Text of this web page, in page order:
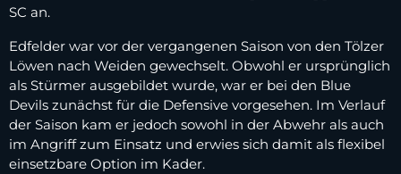
SC an.
Edfelder war vor der vergangenen Saison von den Tölzer
Löwen nach Weiden gewechselt. Obwohl er ursprünglich
als Stürmer ausgebildet wurde, war er bei den Blue
Devils zunächst für die Defensive vorgesehen. Im Verlauf
der Saison kam er jedoch sowohl in der Abwehr als auch
im Angriff zum Einsatz und erwies sich damit als flexibel
einsetzbare Option im Kader.